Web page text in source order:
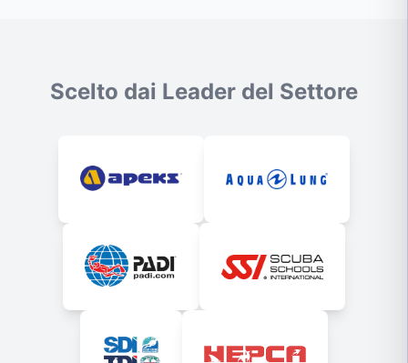
Scelto dai Leader del Settore